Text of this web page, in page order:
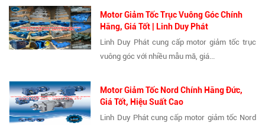
Motor Giảm Tốc Trục Vuông Góc Chính
Hãng, Giá Tốt | Linh Duy Phát
Linh Duy Phát cung cấp motor giảm tốc trục
vuông góc với nhiều mẫu mã, giá...
Motor Giảm Tốc Nord Chính Hãng Đức,
Giá Tốt, Hiệu Suất Cao
Linh Duy Phát cung cấp motor giảm tốc Nord